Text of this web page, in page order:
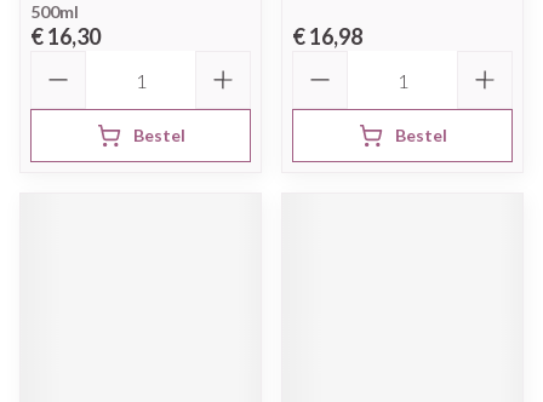
500ml
€ 16,30
Bestel
€ 16,98
Bestel